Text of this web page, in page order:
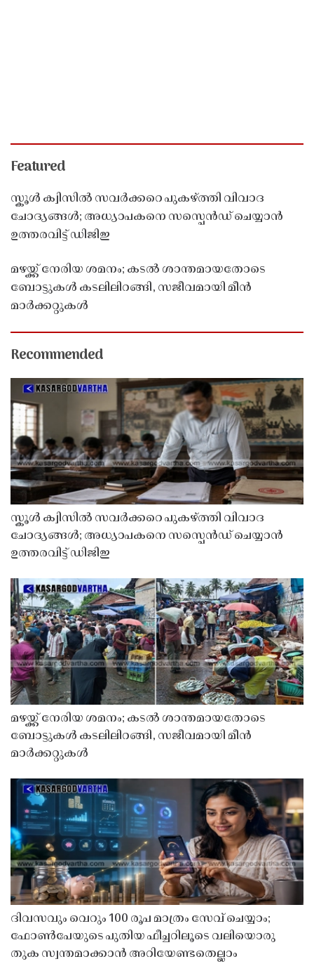
Featured
സ്കൂൾ ക്വിസിൽ സവർക്കറെ പുകഴ്ത്തി വിവാദ
ചോദ്യങ്ങൾ; അധ്യാപകനെ സസ്പെൻഡ് ചെയ്യാൻ
ഉത്തരവിട്ട് ഡിജിഇ
മഴയ്ക്ക് നേരിയ ശമനം; കടൽ ശാന്തമായതോടെ
ബോട്ടുകൾ കടലിലിറങ്ങി, സജീവമായി മീൻ
മാർക്കറ്റുകൾ
Recommended
സ്കൂൾ ക്വിസിൽ സവർക്കറെ പുകഴ്ത്തി വിവാദ
ചോദ്യങ്ങൾ; അധ്യാപകനെ സസ്പെൻഡ് ചെയ്യാൻ
ഉത്തരവിട്ട് ഡിജിഇ
മഴയ്ക്ക് നേരിയ ശമനം; കടൽ ശാന്തമായതോടെ
ബോട്ടുകൾ കടലിലിറങ്ങി, സജീവമായി മീൻ
മാർക്കറ്റുകൾ
ദിവസവും വെറും 100 രൂപ മാത്രം സേവ് ചെയ്യാം;
ഫോൺപേയുടെ പുതിയ ഫീച്ചറിലൂടെ വലിയൊരു
തുക സ്വന്തമാക്കാൻ അറിയേണ്ടതെല്ലാം